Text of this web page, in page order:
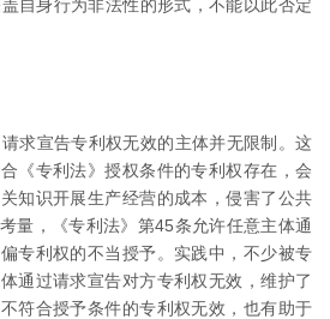
自身行为非法性的形式，不能以此否定
请求宣告专利权无效的主体并无限制。这
《专利法》授权条件的专利权存在，会
知识开展生产经营的成本，侵害了公共
量，《专利法》第45条允许任意主体通
专利权的不当授予。实践中，不少被专
通过请求宣告对方专利权无效，维护了
符合授予条件的专利权无效，也有助于